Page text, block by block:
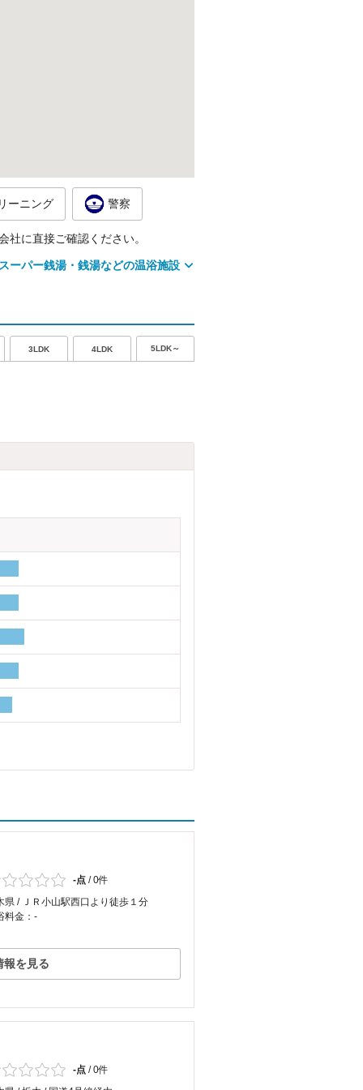
ーニング 警察
に直接ご確認ください。
ーパー銭湯・銭湯などの温浴施設
3LDK 4LDK 5LDK～
-点 /0件
県 / ＪＲ小山駅西口より徒歩１分
料金：-
報を見る
-点 /0件